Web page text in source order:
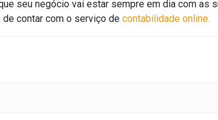
seu negócio vai estar sempre em dia com
contar com o serviço de contabilidade online.